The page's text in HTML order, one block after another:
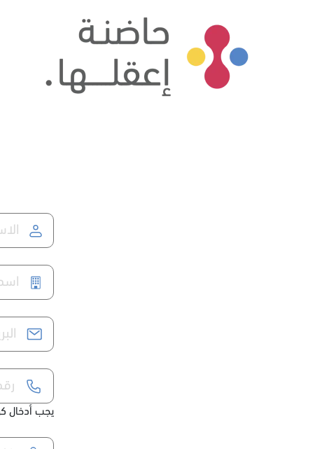
يجب أدخال كود الدولة